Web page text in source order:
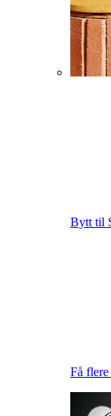
Bytt til
Få